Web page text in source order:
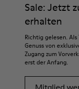
Sale: Jetzt
erhalten
Richtig gelesen.
Genuss von
Zugang zum
erst der Anfang.